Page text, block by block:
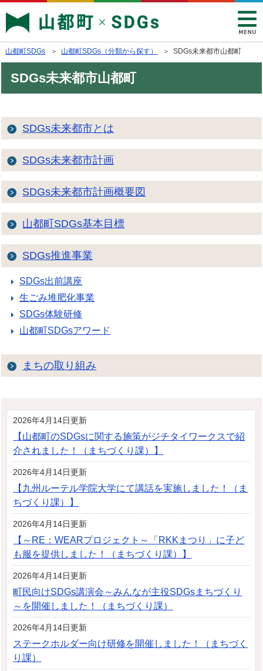
山都町SDGs ＞ 山都町SDGs（分類から探す） ＞ SDGs未来都市山都町
SDGs未来都市山都町
SDGs未来都市とは
SDGs未来都市計画
SDGs未来都市計画概要図
山都町SDGs基本目標
SDGs推進事業
SDGs出前講座
生ごみ堆肥化事業
SDGs体験研修
山都町SDGsアワード
まちの取り組み
2026年4月14日更新
【山都町のSDGsに関する施策がジチタイワークスで紹
介されました！（まちづくり課）】
2026年4月14日更新
【九州ルーテル学院大学にて講話を実施しました！（ま
ちづくり課）】
2026年4月14日更新
【～RE：WEARプロジェクト～「RKKまつり」に子ど
も服を提供しました！（まちづくり課）】
2026年4月14日更新
町民向けSDGs講演会～みんなが主役SDGsまちづくり
～を開催しました！（まちづくり課）
2026年4月14日更新
ステークホルダー向け研修を開催しました！（まちづく
り課）